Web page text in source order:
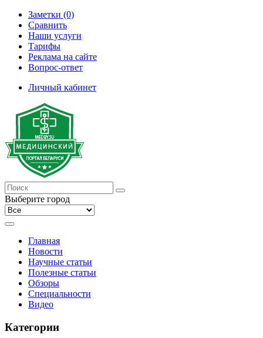
Заметки (0)
Сравнить
Наши услуги
Тарифы
Реклама на сайте
Вопрос-ответ
Личный кабинет
Выберите город
Главная
Новости
Научные статьи
Полезные статьи
Обзоры
Специальности
Видео
Категории